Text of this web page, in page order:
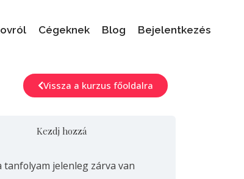
Cégeknek Blog Bejelentkezés
Vissza a kurzus főoldalra
Kezdj hozzá
tanfolyam jelenleg zárva van